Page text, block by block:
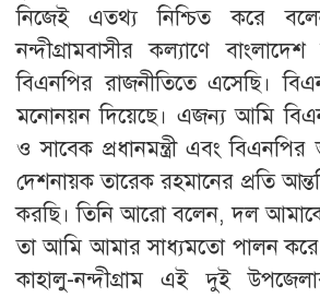
নিজেই এতথ্য নিশ্চিত করে
নন্দীগ্রামবাসীর কল্যাণে
বিএনপির রাজনীতিতে এসেছি।
মনোনয়ন দিয়েছে। এজন্য আমি
ও সাবেক প্রধানমন্ত্রী এবং বিএনপির
দেশনায়ক তারেক রহমানের প্রতি
করছি। তিনি আরো বলেন, দল আমাকে
তা আমি আমার সাধ্যমতো পালন করে
কাহালু-নন্দীগ্রাম এই দুই